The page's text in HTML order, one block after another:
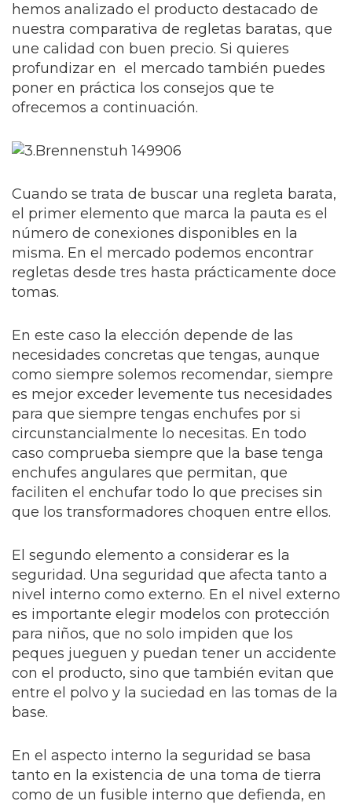
hemos analizado el producto destacado de
nuestra comparativa de regletas baratas, que
une calidad con buen precio. Si quieres
profundizar en el mercado también puedes
poner en práctica los consejos que te
ofrecemos a continuación.
Cuando se trata de buscar una regleta barata,
el primer elemento que marca la pauta es el
número de conexiones disponibles en la
misma. En el mercado podemos encontrar
regletas desde tres hasta prácticamente doce
tomas.
En este caso la elección depende de las
necesidades concretas que tengas, aunque
como siempre solemos recomendar, siempre
es mejor exceder levemente tus necesidades
para que siempre tengas enchufes por si
circunstancialmente lo necesitas. En todo
caso comprueba siempre que la base tenga
enchufes angulares que permitan, que
faciliten el enchufar todo lo que precises sin
que los transformadores choquen entre ellos.
El segundo elemento a considerar es la
seguridad. Una seguridad que afecta tanto a
nivel interno como externo. En el nivel externo
es importante elegir modelos con protección
para niños, que no solo impiden que los
peques jueguen y puedan tener un accidente
con el producto, sino que también evitan que
entre el polvo y la suciedad en las tomas de la
base.
En el aspecto interno la seguridad se basa
tanto en la existencia de una toma de tierra
como de un fusible interno que defienda, en